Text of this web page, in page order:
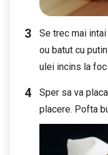
Se trec mai
ou batut cu
ulei incins la foc
Sper sa va
placere. Pofta